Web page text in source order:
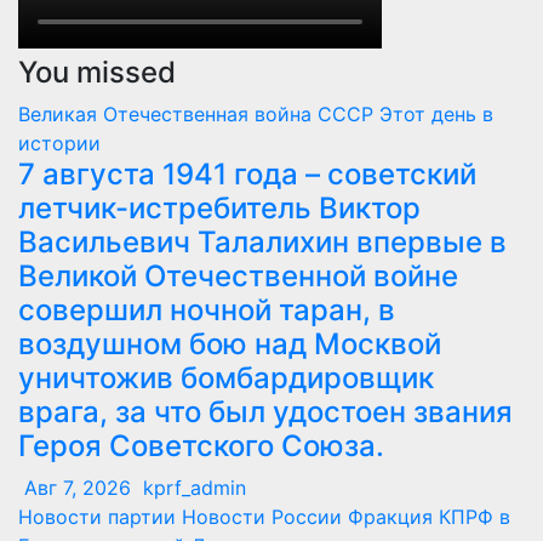
You missed
Великая Отечественная война СССР Этот день в
истории
7 августа 1941 года – советский
летчик-истребитель Виктор
Васильевич Талалихин впервые в
Великой Отечественной войне
совершил ночной таран, в
воздушном бою над Москвой
уничтожив бомбардировщик
врага, за что был удостоен звания
Героя Советского Союза.
Авг 7, 2026 kprf_admin
Новости партии Новости России Фракция КПРФ в